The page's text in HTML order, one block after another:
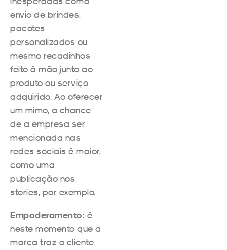
envio de brindes,
pacotes
personalizados ou
mesmo recadinhos
feito à mão junto ao
produto ou serviço
adquirido. Ao oferecer
um mimo, a chance
de a empresa ser
mencionada nas
redes sociais é maior,
como uma
publicação nos
stories, por exemplo.
Empoderamento: é
neste momento que a
marca traz o cliente